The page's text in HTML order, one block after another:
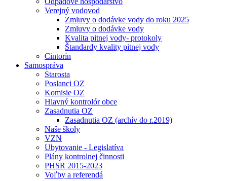
Verejný vodovod
Zmluvy o dodávke vody do roku 2025
Zmluvy o dodávke vody
Kvalita pitnej vody- protokoly
Štandardy kvality pitnej vody
Cintorín
Samospráva
Starosta
Poslanci OZ
Komisie OZ
Hlavný kontrolór obce
Zasadnutia OZ
Zasadnutia OZ (archív do r.2019)
Naše školy
VZN
Ubytovanie - Legislatíva
Plány kontrolnej činnosti
PHSR 2015-2023
Voľby a referendá